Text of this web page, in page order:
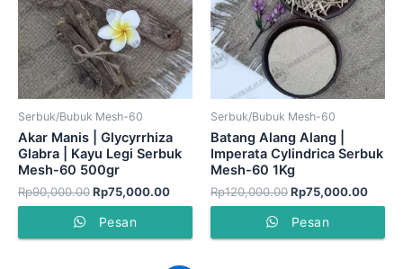
Serbuk/Bubuk Mesh-60
Akar Manis | Glycyrrhiza
Glabra | Kayu Legi Serbuk
Mesh-60 500gr
Rp90,000.00Rp75,000.00
Pesan
Serbuk/Bubuk Mesh-60
Batang Alang Alang |
Imperata Cylindrica Serbuk
Mesh-60 1Kg
Rp120,000.00Rp75,000.00
Pesan